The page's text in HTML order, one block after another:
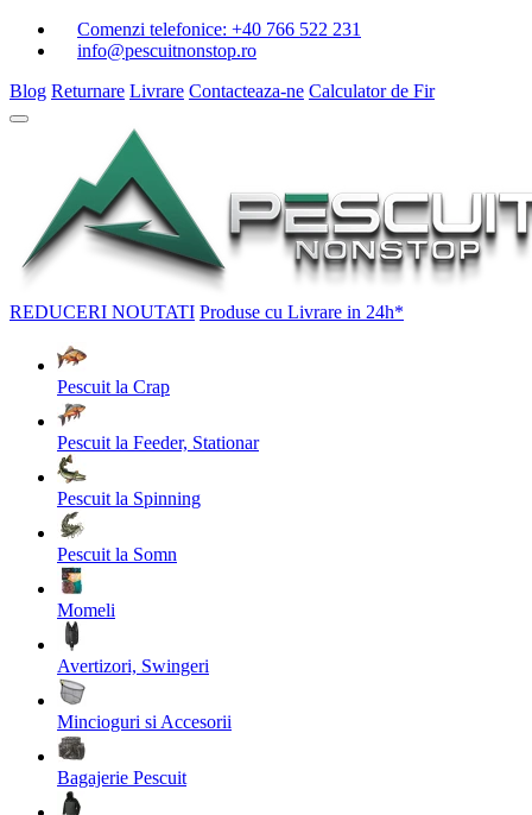
Comenzi telefonice: +40 766 522 231
info@pescuitnonstop.ro
Blog Returnare Livrare Contacteaza-ne Calculator de Fir
REDUCERI NOUTATI Produse cu Livrare in 24h*
Pescuit la Crap
Pescuit la Feeder, Stationar
Pescuit la Spinning
Pescuit la Somn
Momeli
Avertizori, Swingeri
Mincioguri si Accesorii
Bagajerie Pescuit